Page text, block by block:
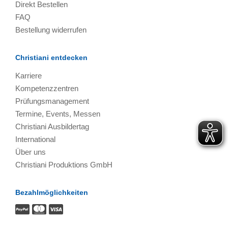
Direkt Bestellen
FAQ
Bestellung widerrufen
Christiani entdecken
Karriere
Kompetenzzentren
Prüfungsmanagement
Termine, Events, Messen
Christiani Ausbildertag
International
Über uns
Christiani Produktions GmbH
Bezahlmöglichkeiten